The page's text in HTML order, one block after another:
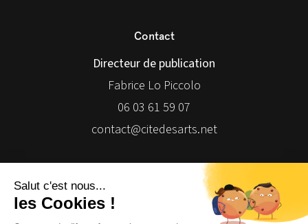
Contact
Directeur de publication
Fabrice Lo Piccolo
06 03 61 59 07
contact@citedesarts.net